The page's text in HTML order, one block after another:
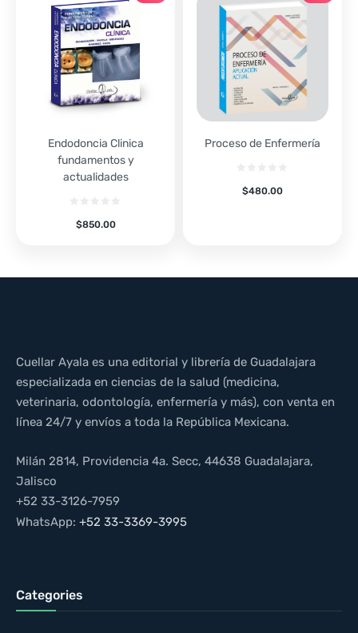
Endodoncia Clinica
fundamentos y
actualidades
$850.00
Proceso de Enfermería
$480.00
Cuellar Ayala es una editorial y librería de Guadalajara
especializada en ciencias de la salud (medicina,
veterinaria, odontología, enfermería y más), con venta en
línea 24/7 y envíos a toda la República Mexicana.
Milán 2814, Providencia 4a. Secc, 44638 Guadalajara,
Jalisco
+52 33-3126-7959
WhatsApp: +52 33-3369-3995
Categories